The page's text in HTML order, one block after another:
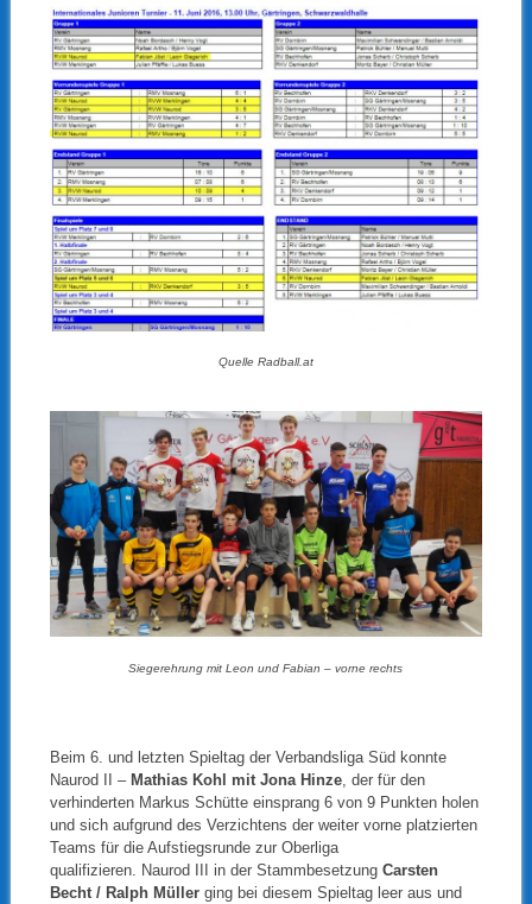
Quelle Radball.at
Siegerehrung mit Leon und Fabian – vorne rechts
Beim 6. und letzten Spieltag der Verbandsliga Süd konnte
Naurod II – Mathias Kohl mit Jona Hinze, der für den
verhinderten Markus Schütte einsprang 6 von 9 Punkten holen
und sich aufgrund des Verzichtens der weiter vorne platzierten
Teams für die Aufstiegsrunde zur Oberliga
qualifizieren. Naurod III in der Stammbesetzung Carsten
Becht / Ralph Müllerging bei diesem Spieltag leer aus und